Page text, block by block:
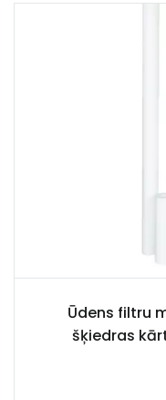
Ūdens filtru
šķiedras